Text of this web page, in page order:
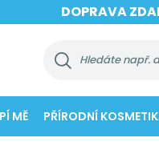
DOPRAVA
MĚ PŘÍRODNÍ